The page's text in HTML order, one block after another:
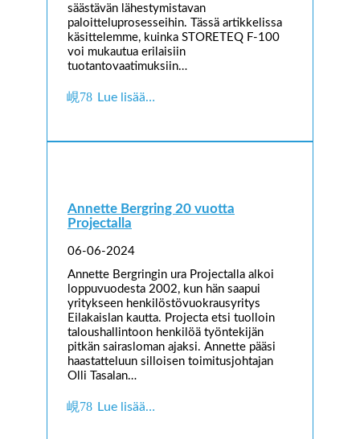
säästävän lähestymistavan
paloitteluprosesseihin. Tässä artikkelissa
käsittelemme, kuinka STORETEQ F-100
voi mukautua erilaisiin
tuotantovaatimuksiin…
Lue lisää…
Annette Bergring 20 vuotta
Projectalla
06-06-2024
Annette Bergringin ura Projectalla alkoi
loppuvuodesta 2002, kun hän saapui
yritykseen henkilöstövuokrausyritys
Eilakaislan kautta. Projecta etsi tuolloin
taloushallintoon henkilöä työntekijän
pitkän sairasloman ajaksi. Annette pääsi
haastatteluun silloisen toimitusjohtajan
Olli Tasalan…
Lue lisää…